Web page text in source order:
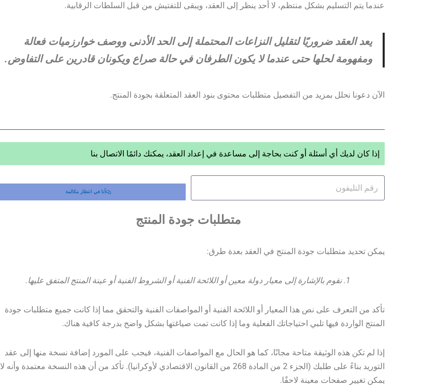
عندما يتم التسليم بشكل منتظم، لا أحد ينظر إلى العقد، ويبقى للتفتيش من قبل السلطات الرقابية.
يعد العقد ضروريًا لتقليل النزاعات المحتملة إلى الحد الأدنى ووصف خوارزميات فعالة
ومفهومة لحلها حتى عندما لا يكون الطرفان في حالة صراع ويكونان قادرين على التفاوض.
الآن دعونا نحلل بمزيد من التفصيل متطلبات محتوى بنود العقد المتعلقة بجودة المنتج.
إذا كان لديك أي أسئلة أو كنت بحاجة إلى مساعدة في إعداد العقد، يمكنك دائمًا الاتصال بنا
أنا في انتظار مكالمة
متطلبات جودة المنتج
يمكن تحديد متطلبات جودة المنتج في العقد بعدة طرق:
1. نقوم بالإشارة إلى معيار دولة معين أو اللائحة الفنية أو الشروط الفنية أو عينة المنتج المتفق عليها.
تأكد من التعرف على نص هذا المعيار أو اللائحة الفنية أو المواصفات الفنية والتحقق مما إذا كانت جميع متطلبات جودة
المنتج الواردة فيها تلبي احتياجاتك الفعلية وما إذا كانت تمت صياغتها بشكل واضح بدرجة كافية هناك.
إذا لم تكن هذه الوثيقة متاحة مجانًا، كما هو الحال مع المواصفات الفنية، فيجب على المورد إضافة نسخة منها إلى عقد
التوريد بناءً على طلبك (الجزء 2 من المادة 268 من القانون الاقتصادي لأوكرانيا). تأكد من أن هذه النسخة معتمدة وأنه لا
يمكن تغيير صفحات معينة لاحقًا.